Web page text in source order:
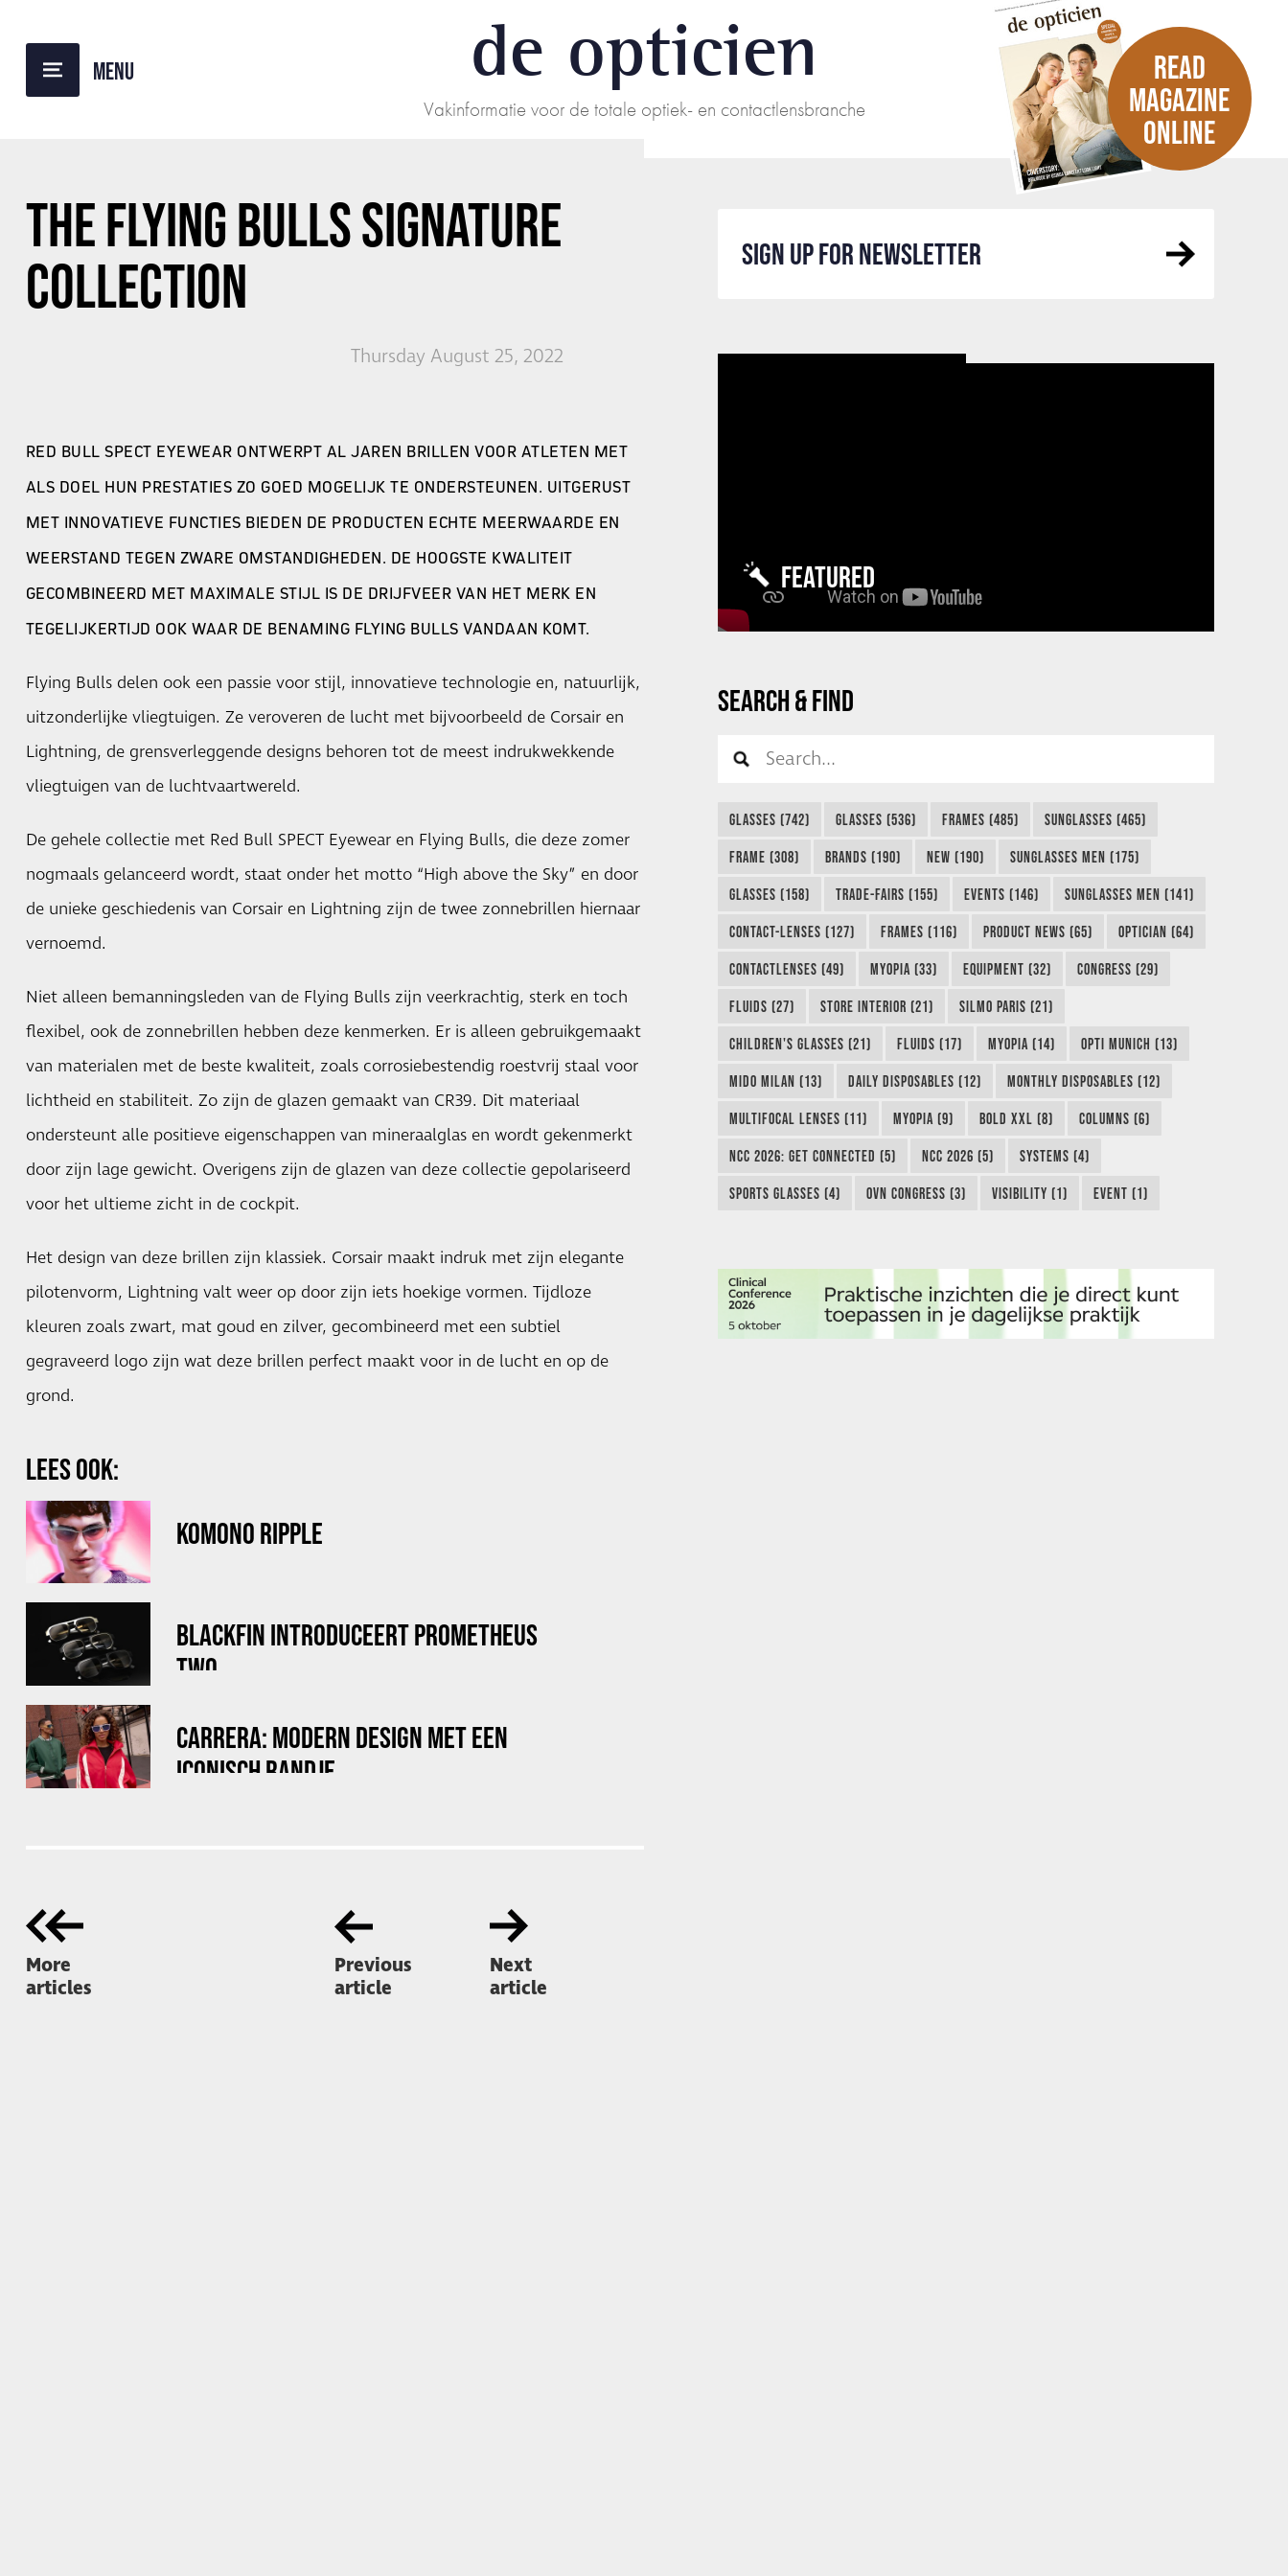
de opticien
Vakinformatie voor de totale optiek- en contactlensbranche
READ
MAGAZINE
ONLINE
THE FLYING BULLS SIGNATURE
COLLECTION
Thursday August 25, 2022
RED BULL SPECT EYEWEAR ONTWERPT AL JAREN BRILLEN VOOR ATLETEN MET
ALS DOEL HUN PRESTATIES ZO GOED MOGELIJK TE ONDERSTEUNEN. UITGERUST
MET INNOVATIEVE FUNCTIES BIEDEN DE PRODUCTEN ECHTE MEERWAARDE EN
WEERSTAND TEGEN ZWARE OMSTANDIGHEDEN. DE HOOGSTE KWALITEIT
GECOMBINEERD MET MAXIMALE STIJL IS DE DRIJFVEER VAN HET MERK EN
TEGELIJKERTIJD OOK WAAR DE BENAMING FLYING BULLS VANDAAN KOMT.
Flying Bulls delen ook een passie voor stijl, innovatieve technologie en, natuurlijk,
uitzonderlijke vliegtuigen. Ze veroveren de lucht met bijvoorbeeld de Corsair en
Lightning, de grensverleggende designs behoren tot de meest indrukwekkende
vliegtuigen van de luchtvaartwereld.
De gehele collectie met Red Bull SPECT Eyewear en Flying Bulls, die deze zomer
nogmaals gelanceerd wordt, staat onder het motto “High above the Sky” en door
de unieke geschiedenis van Corsair en Lightning zijn de twee zonnebrillen hiernaar
vernoemd.
Niet alleen bemanningsleden van de Flying Bulls zijn veerkrachtig, sterk en toch
flexibel, ook de zonnebrillen hebben deze kenmerken. Er is alleen gebruikgemaakt
van materialen met de beste kwaliteit, zoals corrosiebestendig roestvrij staal voor
lichtheid en stabiliteit. Zo zijn de glazen gemaakt van CR39. Dit materiaal
ondersteunt alle positieve eigenschappen van mineraalglas en wordt gekenmerkt
door zijn lage gewicht. Overigens zijn de glazen van deze collectie gepolariseerd
voor het ultieme zicht in de cockpit.
Het design van deze brillen zijn klassiek. Corsair maakt indruk met zijn elegante
pilotenvorm, Lightning valt weer op door zijn iets hoekige vormen. Tijdloze
kleuren zoals zwart, mat goud en zilver, gecombineerd met een subtiel
gegraveerd logo zijn wat deze brillen perfect maakt voor in de lucht en op de
grond.
LEES OOK:
KOMONO RIPPLE
BLACKFIN INTRODUCEERT PROMETHEUS
TWO
CARRERA: MODERN DESIGN MET EEN
ICONISCH RANDJE
More
articles
Previous
article
Next
article
SIGN UP FOR NEWSLETTER
FEATURED
SEARCH & FIND
GLASSES (742) GLASSES (536) FRAMES (485) SUNGLASSES (465)
FRAME (308) BRANDS (190) NEW (190) SUNGLASSES MEN (175)
GLASSES (158) TRADE-FAIRS (155) EVENTS (146) SUNGLASSES MEN (141)
CONTACT-LENSES (127) FRAMES (116) PRODUCT NEWS (65) OPTICIAN (64)
CONTACTLENSES (49) MYOPIA (33) EQUIPMENT (32) CONGRESS (29)
FLUIDS (27) STORE INTERIOR (21) SILMO PARIS (21)
CHILDREN'S GLASSES (21) FLUIDS (17) MYOPIA (14) OPTI MUNICH (13)
MIDO MILAN (13) DAILY DISPOSABLES (12) MONTHLY DISPOSABLES (12)
MULTIFOCAL LENSES (11) MYOPIA (9) BOLD XXL (8) COLUMNS (6)
NCC 2026: GET CONNECTED (5) NCC 2026 (5) SYSTEMS (4)
SPORTS GLASSES (4) OVN CONGRESS (3) VISIBILITY (1) EVENT (1)